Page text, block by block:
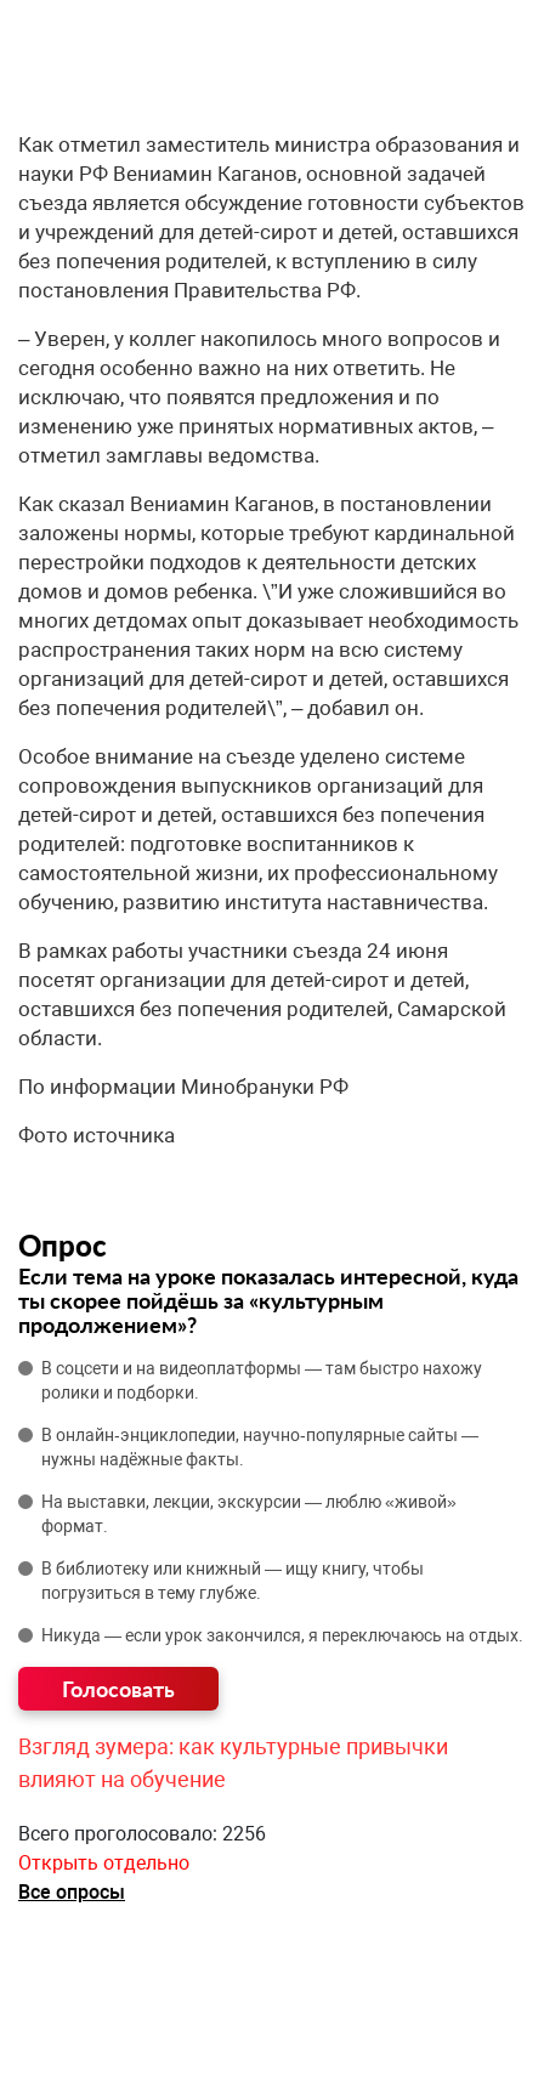
Как отметил заместитель министра образования и
науки РФ Вениамин Каганов, основной задачей
съезда является обсуждение готовности субъектов
и учреждений для детей-сирот и детей, оставшихся
без попечения родителей, к вступлению в силу
постановления Правительства РФ.
– Уверен, у коллег накопилось много вопросов и
сегодня особенно важно на них ответить. Не
исключаю, что появятся предложения и по
изменению уже принятых нормативных актов, –
отметил замглавы ведомства.
Как сказал Вениамин Каганов, в постановлении
заложены нормы, которые требуют кардинальной
перестройки подходов к деятельности детских
домов и домов ребенка. \”И уже сложившийся во
многих детдомах опыт доказывает необходимость
распространения таких норм на всю систему
организаций для детей-сирот и детей, оставшихся
без попечения родителей\”, – добавил он.
Особое внимание на съезде уделено системе
сопровождения выпускников организаций для
детей-сирот и детей, оставшихся без попечения
родителей: подготовке воспитанников к
самостоятельной жизни, их профессиональному
обучению, развитию института наставничества.
В рамках работы участники съезда 24 июня
посетят организации для детей-сирот и детей,
оставшихся без попечения родителей, Самарской
области.
По информации Минобрануки РФ
Фото источника
Опрос
Если тема на уроке показалась интересной, куда
ты скорее пойдёшь за «культурным
продолжением»?
В соцсети и на видеоплатформы — там быстро нахожу
ролики и подборки.
В онлайн‑энциклопедии, научно‑популярные сайты —
нужны надёжные факты.
На выставки, лекции, экскурсии — люблю «живой»
формат.
В библиотеку или книжный — ищу книгу, чтобы
погрузиться в тему глубже.
Никуда — если урок закончился, я переключаюсь на отдых.
Взгляд зумера: как культурные привычки
влияют на обучение
Всего проголосовало: 2256
Открыть отдельно
Все опросы